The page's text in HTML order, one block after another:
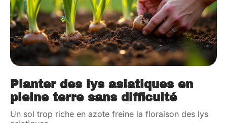
Planter des lys asiatiques en
pleine terre sans difficulté
Un sol trop riche en azote freine la floraison des lys